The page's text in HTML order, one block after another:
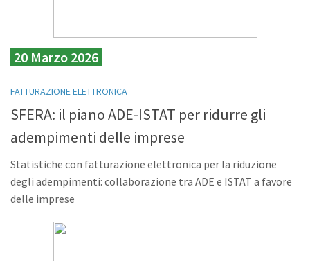
20 Marzo 2026
FATTURAZIONE ELETTRONICA
SFERA: il piano ADE-ISTAT per ridurre gli
adempimenti delle imprese
Statistiche con fatturazione elettronica per la riduzione
degli adempimenti: collaborazione tra ADE e ISTAT a favore
delle imprese